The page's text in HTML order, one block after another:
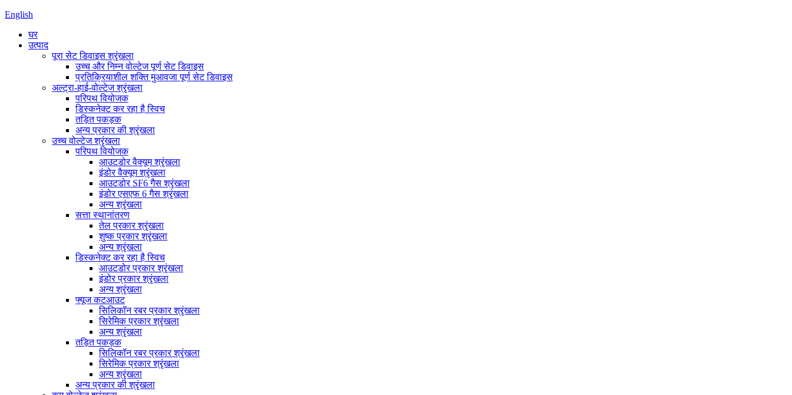
English
घर
उत्पाद
पूरा सेट डिवाइस श्रृंखला
उच्च और निम्न वोल्टेज पूर्ण सेट डिवाइस
प्रतिक्रियाशील शक्ति मुआवजा पूर्ण सेट डिवाइस
अल्ट्रा-हाई-वोल्टेज श्रृंखला
परिपथ वियोजक
डिस्कनेक्ट कर रहा है स्विच
तड़ित पकड़क
अन्य प्रकार की श्रृंखला
उच्च वोल्टेज श्रृंखला
परिपथ वियोजक
आउटडोर वैक्यूम श्रृंखला
इंडोर वैक्यूम श्रृंखला
आउटडोर SF6 गैस श्रृंखला
इंडोर एसएफ 6 गैस श्रृंखला
अन्य श्रृंखला
सत्ता स्थानांतरण
तेल प्रकार श्रृंखला
शुष्क प्रकार श्रृंखला
अन्य श्रृंखला
डिस्कनेक्ट कर रहा है स्विच
आउटडोर प्रकार श्रृंखला
इंडोर प्रकार श्रृंखला
अन्य श्रृंखला
फ्यूज कटआउट
सिलिकॉन रबर प्रकार श्रृंखला
सिरेमिक प्रकार श्रृंखला
अन्य श्रृंखला
तड़ित पकड़क
सिलिकॉन रबर प्रकार श्रृंखला
सिरेमिक प्रकार श्रृंखला
अन्य श्रृंखला
अन्य प्रकार की श्रृंखला